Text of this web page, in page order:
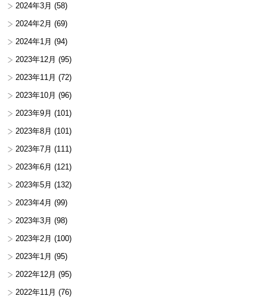
2024年3月 (58)
2024年2月 (69)
2024年1月 (94)
2023年12月 (95)
2023年11月 (72)
2023年10月 (96)
2023年9月 (101)
2023年8月 (101)
2023年7月 (111)
2023年6月 (121)
2023年5月 (132)
2023年4月 (99)
2023年3月 (98)
2023年2月 (100)
2023年1月 (95)
2022年12月 (95)
2022年11月 (76)